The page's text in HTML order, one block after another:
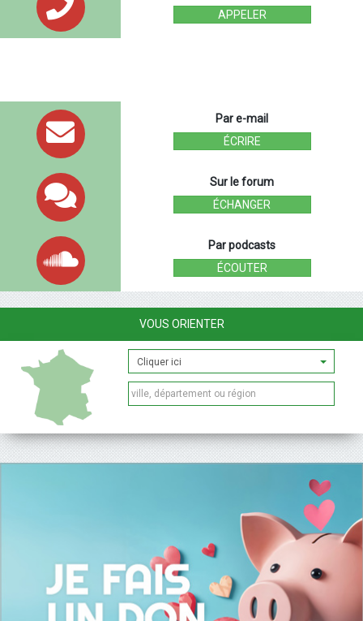
APPELER
Par e-mail
ÉCRIRE
Sur le forum
ÉCHANGER
Par podcasts
ÉCOUTER
VOUS ORIENTER